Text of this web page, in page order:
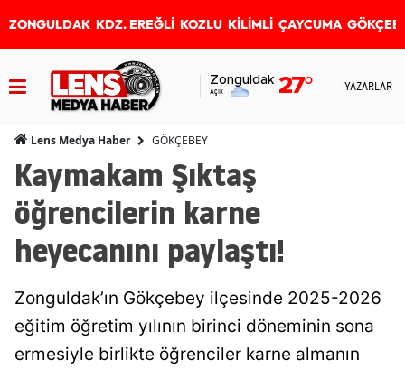
ZONGULDAK KDZ. EREĞLİ KOZLU KİLİMLİ ÇAYCUMA
Zonguldak
Açık 27° YAZARLAR
Lens Medya Haber GÖKÇEBEY
Kaymakam Şıktaş
öğrencilerin karne
heyecanını paylaştı!
Zonguldak’ın Gökçebey ilçesinde 2025-2026
eğitim öğretim yılının birinci döneminin sona
ermesiyle birlikte öğrenciler karne almanın